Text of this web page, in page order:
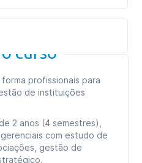
curso
profissionais para
de instituições
2 anos (4 semestres),
com estudo de
gestão de